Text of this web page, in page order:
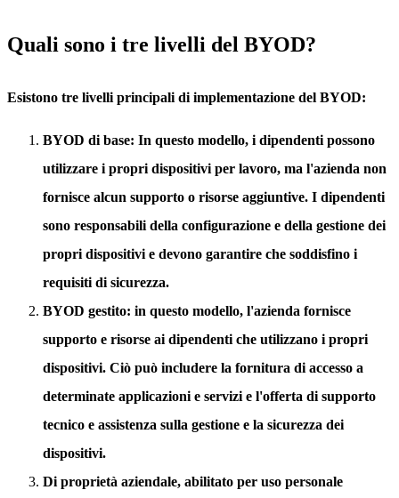
Quali sono i tre livelli del BYOD?
Esistono tre livelli principali di implementazione del BYOD:
BYOD di base: In questo modello, i dipendenti possono
utilizzare i propri dispositivi per lavoro, ma l'azienda non
fornisce alcun supporto o risorse aggiuntive. I dipendenti
sono responsabili della configurazione e della gestione dei
propri dispositivi e devono garantire che soddisfino i
requisiti di sicurezza.
BYOD gestito: in questo modello, l'azienda fornisce
supporto e risorse ai dipendenti che utilizzano i propri
dispositivi. Ciò può includere la fornitura di accesso a
determinate applicazioni e servizi e l'offerta di supporto
tecnico e assistenza sulla gestione e la sicurezza dei
dispositivi.
Di proprietà aziendale, abilitato per uso personale